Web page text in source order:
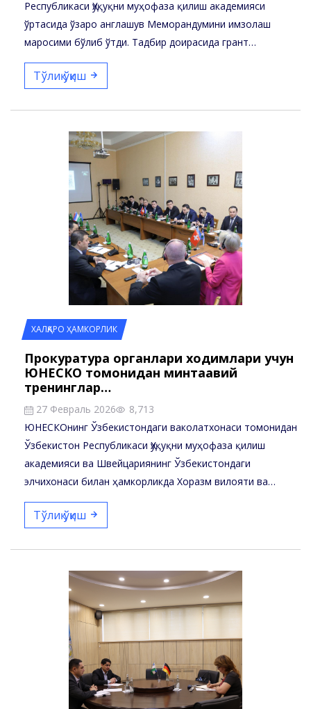
Республикаси Ҳуқуқни муҳофаза қилиш академияси
ўртасида ўзаро англашув Меморандумини имзолаш
маросими бўлиб ўтди. Тадбир доирасида грант
маблағлари ҳисобидан…
Тўлиқ ўқиш
ХАЛҚАРО ҲАМКОРЛИК
Прокуратура органлари ходимлари учун
ЮНЕСКО томонидан минтақавий
тренинглар…
27 Февраль 2026
8,713
ЮНЕСКОнинг Ўзбекистондаги ваколатхонаси томонидан
Ўзбекистон Республикаси Ҳуқуқни муҳофаза қилиш
академияси ва Швейцариянинг Ўзбекистондаги
элчихонаси билан ҳамкорликда Хоразм вилояти ва…
Тўлиқ ўқиш